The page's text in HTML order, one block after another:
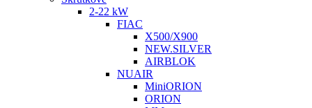
2-22 kW
FIAC
X500/X900
NEW.SILVER
AIRBLOK
NUAIR
MiniORION
ORION